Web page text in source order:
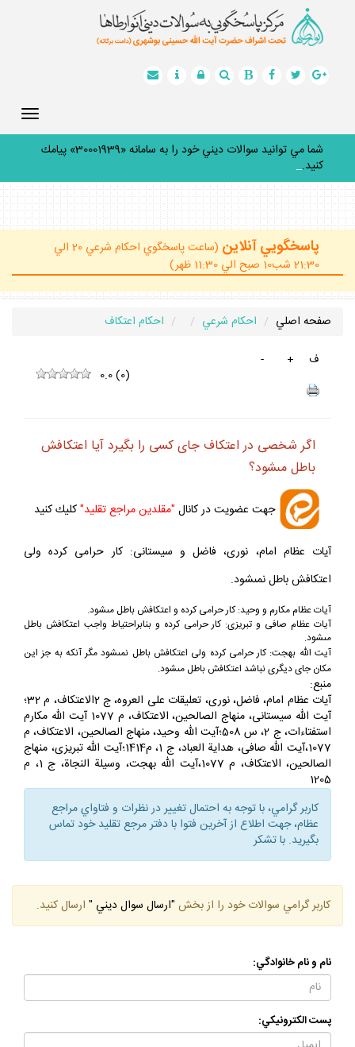
شما مي توانيد سوالات ديني خود را به سامانه «30001939» پيامك
كنيد. _
پاسخگويي آنلاين
(ساعت پاسخگوي احكام شرعي 20 الي
21:30 شب10 صبح الي 11:30 ظهر)
صفحه اصلي احكام شرعي
احكام اعتكاف
ف
+
-
0.0(0)
اگر شخصى در اعتكاف جاى كسى را بگيرد آيا اعتكافش
باطل مى‏شود؟
جهت عضويت در كانال "مقلدين مراجع تقليد"كليك كنيد
آيات عظام امام، نورى، فاضل و سيستانى: كار حرامى كرده ولى
اعتكافش باطل نمى‏شود.
آيات عظام مكارم و وحيد: كار حرامى كرده و اعتكافش باطل مى‏شود.
آيات عظام صافى و تبريزى: كار حرامى كرده و بنابراحتياط واجب اعتكافش باطل
مى‏شود.
آيت الله بهجت: كار حرامى كرده ولى اعتكافش باطل نمى‏شود مگر آنكه به جز اين
مكان جاى ديگرى نباشد اعتكافش باطل مى‏شود.
منبع:
آيات عظام امام، فاضل، نورى، تعليقات على العروه، ج 2الاعتكاف، م 32؛
آيت الله سيستانى، منهاج الصالحين، الاعتكاف، م 1077 آيت الله مكارم
استفتاءات، ج 2، س 508؛آيت الله وحيد، منهاج الصالحين، الاعتكاف، م
1077،آيت الله صافى، هداية العباد، ج 1، م‏1414؛آيت الله تبريزى، منهاج
الصالحين، الاعتكاف، م 1077،آيت الله بهجت، وسيلة النجاة، ج 1، م
1205
كاربر گرامي، با توجه به احتمال تغيير در نظرات و فتاواي مراجع
عظام، جهت اطلاع از آخرين فتوا با دفتر مرجع تقليد خود تماس
بگيريد. با تشكر
كاربر گرامي سوالات خود را از بخش "ارسال سوال ديني " ارسال كنيد.
نام و نام خانوادگي:
پست الكترونيكي: